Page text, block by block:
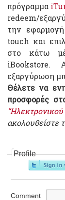
πρόγραμμα
redeem/
την εφαρμογή
touch και
στο κάτω
iBookstore.
εξαργύρωση
Θέλετε να
προσφορές
ακολουθείστε
Profile
Comment